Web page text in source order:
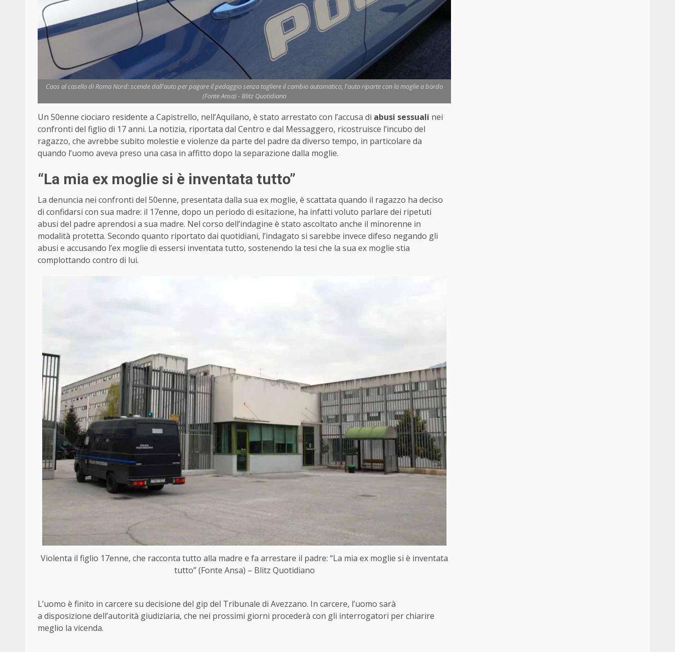
Caos al casello di Roma Nord: scende dall'auto per pagare il pedaggio senza togliere il cambio automatico, l'auto riparte con la moglie a bordo
(Fonte Ansa) - Blitz Quotidiano
Un 50enne ciociaro residente a Capistrello, nell’Aquilano, è stato arrestato con l’accusa di abusi sessuali nei
confronti del figlio di 17 anni. La notizia, riportata dal Centro e dal Messaggero, ricostruisce l’incubo del
ragazzo, che avrebbe subito molestie e violenze da parte del padre da diverso tempo, in particolare da
quando l’uomo aveva preso una casa in affitto dopo la separazione dalla moglie.
“La mia ex moglie si è inventata tutto”
La denuncia nei confronti del 50enne, presentata dalla sua ex moglie, è scattata quando il ragazzo ha deciso
di confidarsi con sua madre: il 17enne, dopo un periodo di esitazione, ha infatti voluto parlare dei ripetuti
abusi del padre aprendosi a sua madre. Nel corso dell’indagine è stato ascoltato anche il minorenne in
modalità protetta. Secondo quanto riportato dai quotidiani, l’indagato si sarebbe invece difeso negando gli
abusi e accusando l’ex moglie di essersi inventata tutto, sostenendo la tesi che la sua ex moglie stia
complottando contro di lui.
Violenta il figlio 17enne, che racconta tutto alla madre e fa arrestare il padre: “La mia ex moglie si è inventata
tutto” (Fonte Ansa) – Blitz Quotidiano
L’uomo è finito in carcere su decisione del gip del Tribunale di Avezzano. In carcere, l’uomo sarà
a disposizione dell’autorità giudiziaria, che nei prossimi giorni procederà con gli interrogatori per chiarire
meglio la vicenda.